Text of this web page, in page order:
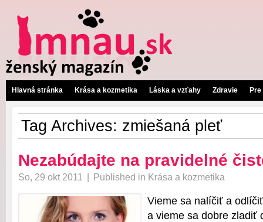
Hlavná stránka Krása a kozmetika Láska a vzťahy Zdravie
Tag Archives: zmiešaná pleť
Nezabúdajte na pravidelné
So, 29 okt 2011 | Published in Krása a kozmetika
Vieme sa nalíčiť a
a vieme sa dobre zladiť